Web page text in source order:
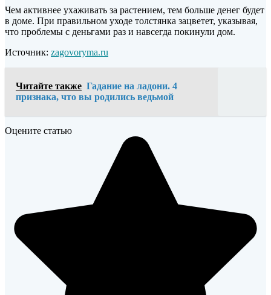
Чем активнее ухаживать за растением, тем больше денег будет
в доме. При правильном уходе толстянка зацветет, указывая,
что проблемы с деньгами раз и навсегда покинули дом.
Источник: zagovoryma.ru
Читайте также Гадание на ладони. 4
признака, что вы родились ведьмой
Оцените статью